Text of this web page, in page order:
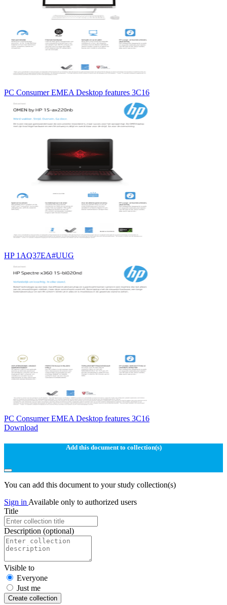
PC Consumer EMEA Desktop features 3C16
HP 1AQ37EA#UUG
PC Consumer EMEA Desktop features 3C16
Download
Add this document to collection(s)
You can add this document to your study collection(s)
Sign in Available only to authorized users
Title
Description (optional)
Visible to
Everyone
Just me
Create collection